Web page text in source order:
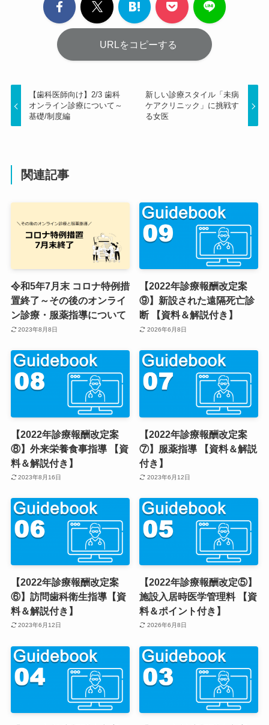
URLをコピーする
【歯科医師向け】2/3 歯科
オンライン診療について～
基礎/制度編
新しい診療スタイル「未病
ケアクリニック」に挑戦す
る女医
関連記事
令和5年7月末 コロナ特例措
置終了～その後のオンライ
ン診療・服薬指導について
2023年8月8日
【2022年診療報酬改定案
⑨】新設された遠隔死亡診
断 【資料＆解説付き】
2026年6月8日
【2022年診療報酬改定案
⑧】外来栄養食事指導 【資
料＆解説付き】
2023年8月16日
【2022年診療報酬改定案
⑦】服薬指導 【資料＆解説
付き】
2023年6月12日
【2022年診療報酬改定案
⑥】訪問歯科衛生指導【資
料＆解説付き】
2023年6月12日
【2022年診療報酬改定⑤】
施設入居時医学管理料 【資
料＆ポイント付き】
2026年6月8日